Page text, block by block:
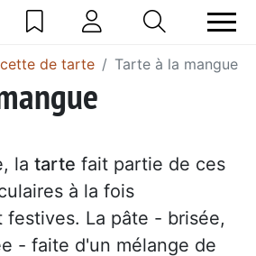
de tarte Tarte à la mangue
la tarte fait partie de ces
à la fois
festives. La pâte - brisée,
- faite d'un mélange de